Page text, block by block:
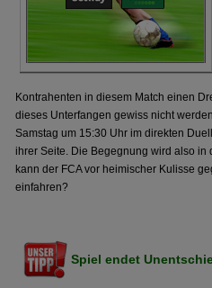
Kontrahenten in diesem Match einen
dieses Unterfangen gewiss nicht
Samstag um 15:30 Uhr im direkten
ihrer Seite. Die Begegnung wird also in
kann der FCA vor heimischer Kulisse
einfahren?
Spiel endet